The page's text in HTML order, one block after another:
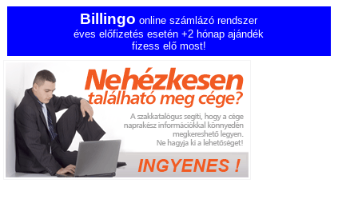
Billingo online számlázó rendszer
éves előfizetés esetén +2 hónap ajándék
fizess elő most!